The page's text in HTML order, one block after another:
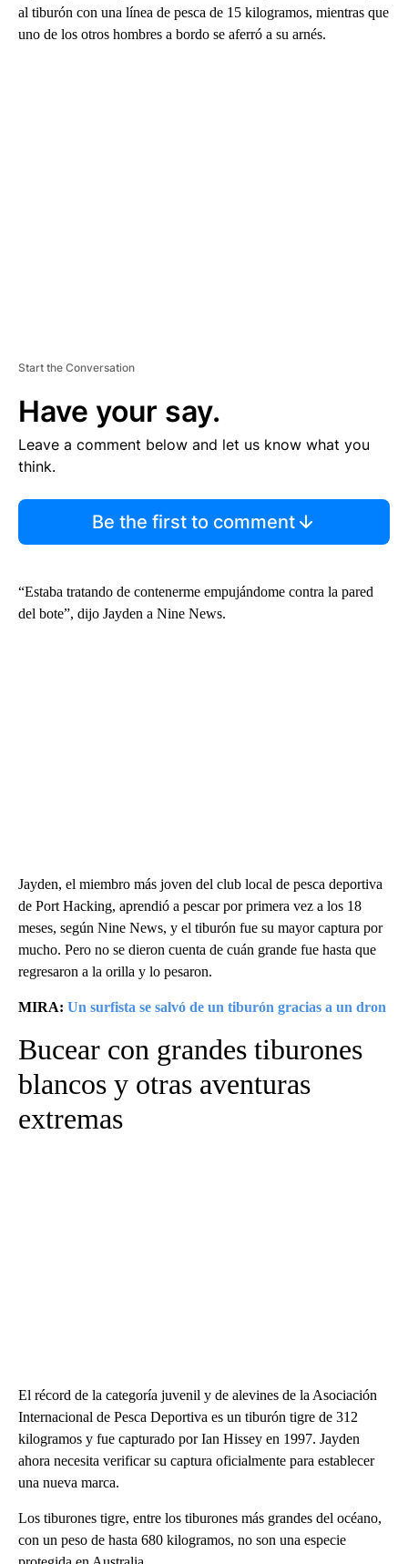
al tiburón con una línea de pesca de 15 kilogramos, mientras que
uno de los otros hombres a bordo se aferró a su arnés.
Start the Conversation
Have your say.
Leave a comment below and let us know what you
think.
Be the first to comment
“Estaba tratando de contenerme empujándome contra la pared
del bote”, dijo Jayden a Nine News.
Jayden, el miembro más joven del club local de pesca deportiva
de Port Hacking, aprendió a pescar por primera vez a los 18
meses, según Nine News, y el tiburón fue su mayor captura por
mucho. Pero no se dieron cuenta de cuán grande fue hasta que
regresaron a la orilla y lo pesaron.
MIRA: Un surfista se salvó de un tiburón gracias a un dron
Bucear con grandes tiburones
blancos y otras aventuras
extremas
El récord de la categoría juvenil y de alevines de la Asociación
Internacional de Pesca Deportiva es un tiburón tigre de 312
kilogramos y fue capturado por Ian Hissey en 1997. Jayden
ahora necesita verificar su captura oficialmente para establecer
una nueva marca.
Los tiburones tigre, entre los tiburones más grandes del océano,
con un peso de hasta 680 kilogramos, no son una especie